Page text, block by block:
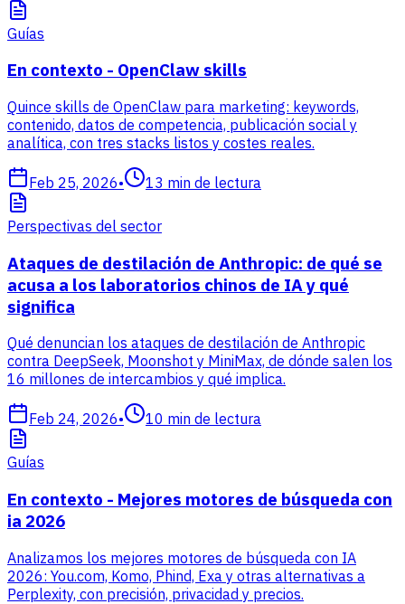
Guías
En contexto - OpenClaw skills
Quince skills de OpenClaw para marketing: keywords,
contenido, datos de competencia, publicación social y
analítica, con tres stacks listos y costes reales.
Feb 25, 2026• 13 min de lectura
Perspectivas del sector
Ataques de destilación de Anthropic: de qué se
acusa a los laboratorios chinos de IA y qué
significa
Qué denuncian los ataques de destilación de Anthropic
contra DeepSeek, Moonshot y MiniMax, de dónde salen los
16 millones de intercambios y qué implica.
Feb 24, 2026• 10 min de lectura
Guías
En contexto - Mejores motores de búsqueda con
ia 2026
Analizamos los mejores motores de búsqueda con IA
2026: You.com, Komo, Phind, Exa y otras alternativas a
Perplexity, con precisión, privacidad y precios.